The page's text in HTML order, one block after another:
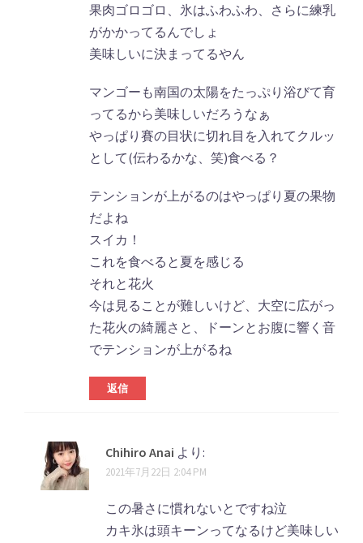
果肉ゴロゴロ、氷はふわふわ、さらに練乳
がかかってるんでしょ
美味しいに決まってるやん
マンゴーも南国の太陽をたっぷり浴びて育
ってるから美味しいだろうなぁ
やっぱり賽の目状に切れ目を入れてクルッ
として(伝わるかな、笑)食べる？
テンションが上がるのはやっぱり夏の果物
だよね
スイカ！
これを食べると夏を感じる
それと花火
今は見ることが難しいけど、大空に広がっ
た花火の綺麗さと、ドーンとお腹に響く音
でテンションが上がるね
返信
Chihiro Anai より:
2021年7月22日 2:04 PM
この暑さに慣れないとですね泣
カキ氷は頭キーンってなるけど美味しい